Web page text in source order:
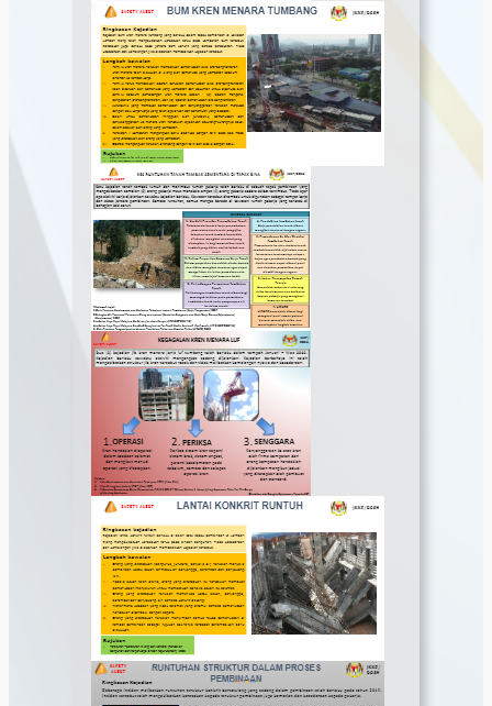
Kes Letupan Lori Tangki
Hidrogen Peroksida
Safety Alert Bum Kren Menara
Tumbang
Safety Alert Cerun Runtuh
2018
Safety Alert Kren Menara Luf